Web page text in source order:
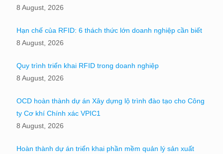
8 August, 2026
Hạn chế của RFID: 6 thách thức lớn doanh nghiệp cần biết
8 August, 2026
Quy trình triển khai RFID trong doanh nghiệp
8 August, 2026
OCD hoàn thành dự án Xây dựng lộ trình đào tạo cho Công
ty Cơ khí Chính xác VPIC1
8 August, 2026
Hoàn thành dự án triển khai phần mềm quản lý sản xuất